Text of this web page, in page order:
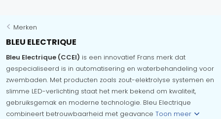
Merken
BLEU ELECTRIQUE
Bleu Electrique (CCEI) is een innovatief Frans merk dat
gespecialiseerd is in automatisering en waterbehandeling voor
zwembaden. Met producten zoals zout-elektrolyse systemen en
slimme LED-verlichting staat het merk bekend om kwaliteit,
gebruiksgemak en moderne technologie. Bleu Electrique
combineert betrouwbaarheid met geavance Toon meer